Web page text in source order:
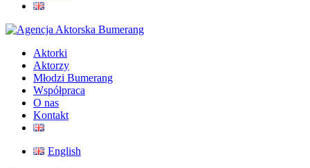
Aktorki
Aktorzy
Młodzi Bumerang
Współpraca
O nas
Kontakt
English